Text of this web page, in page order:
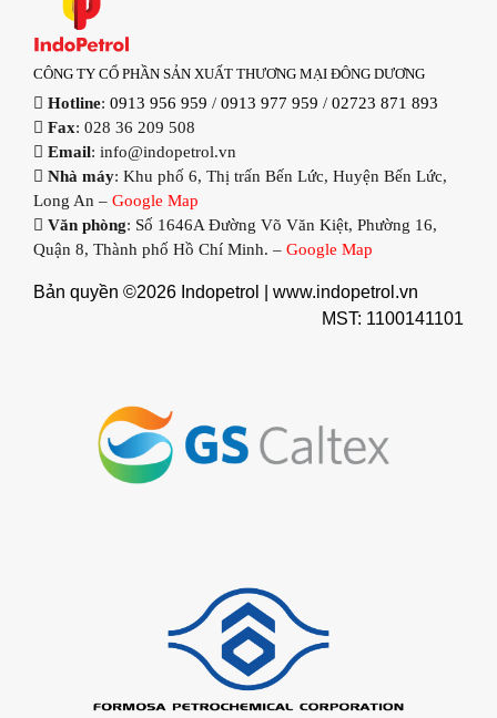
CÔNG TY CỔ PHẦN SẢN XUẤT THƯƠNG MẠI ĐÔNG DƯƠNG
Hotline: 0913 956 959 / 0913 977 959 / 02723 871 893
Fax: 028 36 209 508
Email: info@indopetrol.vn
Nhà máy: Khu phố 6, Thị trấn Bến Lức, Huyện Bến Lức,
Long An – Google Map
Văn phòng: Số 1646A Đường Võ Văn Kiệt, Phường 16,
Quận 8, Thành phố Hồ Chí Minh. – Google Map
Bản quyền ©2026 Indopetrol | www.indopetrol.vn
MST: 1100141101